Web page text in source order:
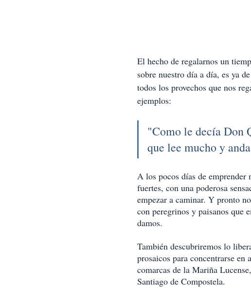
El hecho de regalarnos un
sobre nuestro día a día, es ya
todos los provechos que nos
ejemplos:
"Como le decía Don
que lee mucho y
A los pocos días de emprender
fuertes, con una poderosa
empezar a caminar. Y pronto
con peregrinos y paisanos que
damos.
También descubriremos lo
prosaicos para concentrarse
comarcas de la Mariña
Santiago de Compostela.